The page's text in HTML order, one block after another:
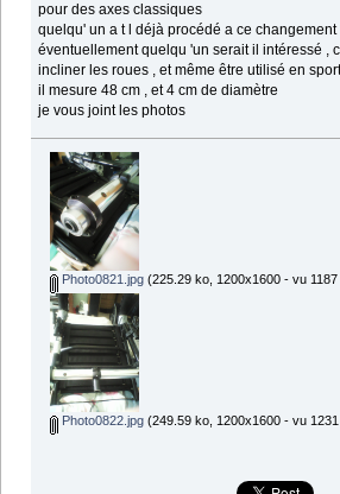
pour des axes classiques
quelqu' un a t l déjà procédé a ce
éventuellement quelqu 'un serait il intéressé ,
incliner les roues , et même être utilisé en
il mesure 48 cm , et 4 cm de diamètre
je vous joint les photos
Photo0821.jpg(225.29 ko, 1200x1600 - vu 1187
Photo0822.jpg(249.59 ko, 1200x1600 - vu 1231